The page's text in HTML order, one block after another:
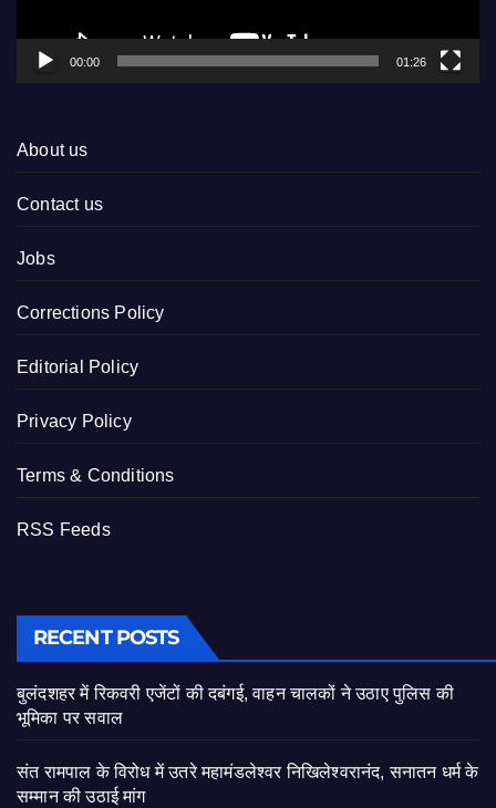
00:00 01:26
About us
Contact us
Jobs
Corrections Policy
Editorial Policy
Privacy Policy
Terms & Conditions
RSS Feeds
RECENT POSTS
बुलंदशहर में रिकवरी एजेंटों की दबंगई, वाहन चालकों ने उठाए पुलिस की
भूमिका पर सवाल
संत रामपाल के विरोध में उतरे महामंडलेश्वर निखिलेश्वरानंद, सनातन धर्म के
सम्मान की उठाई मांग